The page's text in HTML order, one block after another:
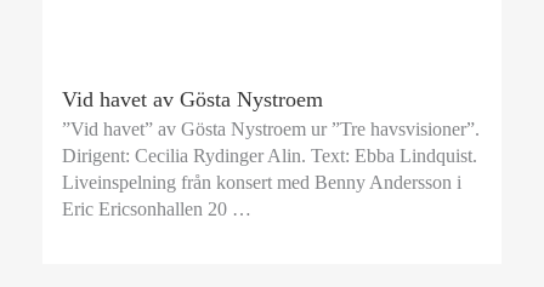
Vid havet av Gösta Nystroem
”Vid havet” av Gösta Nystroem ur ”Tre havsvisioner”.
Dirigent: Cecilia Rydinger Alin. Text: Ebba Lindquist.
Liveinspelning från konsert med Benny Andersson i
Eric Ericsonhallen 20 …